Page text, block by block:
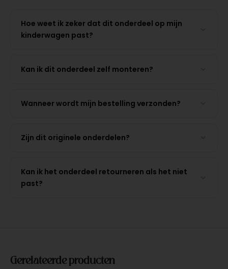
Hoe weet ik zeker dat dit onderdeel op mijn
kinderwagen past?
Kan ik dit onderdeel zelf monteren?
Wanneer wordt mijn bestelling verzonden?
Zijn dit originele onderdelen?
Kan ik het onderdeel retourneren als het niet
past?
Gerelateerde producten